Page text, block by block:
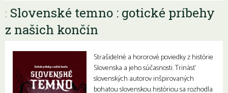
: Slovenské temno : gotické príbehy
z našich končín
Strašidelné a hororové poviedky z histórie
Slovenska a jeho súčasnosti. Trinásť
slovenských autorov inšpirovaných
bohatou slovenskou históriou sa rozhodla